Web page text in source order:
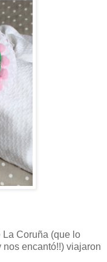
Coruña (que lo
nos encantó!!) viajaron